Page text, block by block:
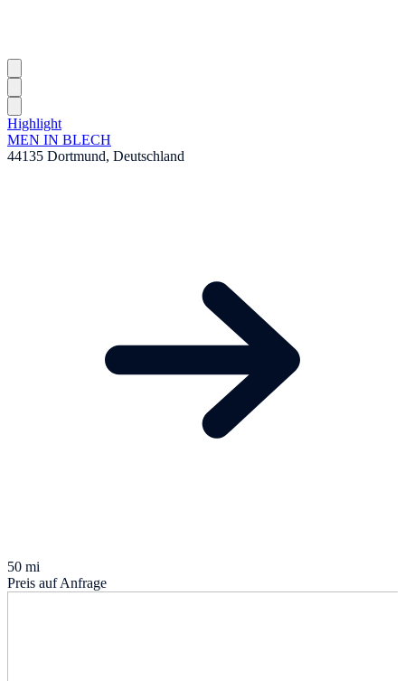
Highlight
MEN IN BLECH
44135 Dortmund, Deutschland
50 mi
Preis auf Anfrage